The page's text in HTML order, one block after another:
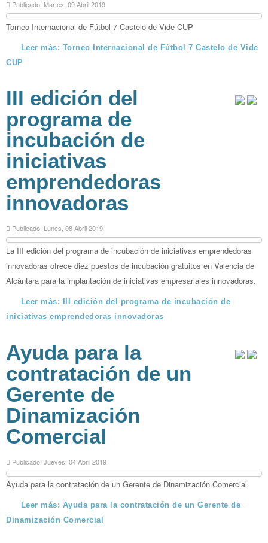
Publicado: Martes, 09 Abril 2019
Torneo Internacional de Fútbol 7 Castelo de Vide CUP
Leer más: Torneo Internacional de Fútbol 7 Castelo de Vide
CUP
III edición del
programa de
incubación de
iniciativas
emprendedoras
innovadoras
Publicado: Lunes, 08 Abril 2019
La III edición del programa de incubación de iniciativas emprendedoras
innovadoras ofrece diez puestos de incubación gratuitos en Valencia de
Alcántara para la implantación de iniciativas empresariales innovadoras.
Leer más: III edición del programa de incubación de
iniciativas emprendedoras innovadoras
Ayuda para la
contratación de un
Gerente de
Dinamización
Comercial
Publicado: Jueves, 04 Abril 2019
Ayuda para la contratación de un Gerente de Dinamización Comercial
Leer más: Ayuda para la contratación de un Gerente de
Dinamización Comercial